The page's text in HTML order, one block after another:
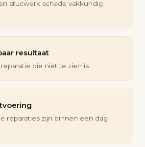
stucwerk schade vakkundig
resultaat
die niet te zien is.
reparaties zijn binnen een dag